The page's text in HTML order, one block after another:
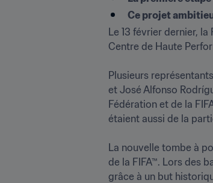
Ce projet
Le 13 février dernier,
Centre de Haute
Plusieurs
et José Alfonso
Fédération et de la
étaient aussi de la
La nouvelle tombe à
de la FIFA™. Lors des
grâce à un but